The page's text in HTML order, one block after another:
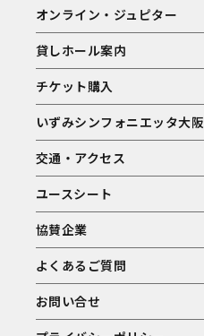
オンライン・ジュピター
貸しホール案内
チケット購入
いずみシンフォニエッタ大阪
交通・アクセス
ユースシート
協賛企業
よくあるご質問
お問い合せ